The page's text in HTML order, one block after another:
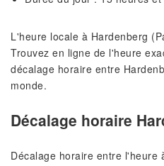
L'heure locale à Hardenberg
Trouvez en ligne de l'heure
décalage horaire entre
monde.
Décalage horaire
Décalage horaire entre l'heure